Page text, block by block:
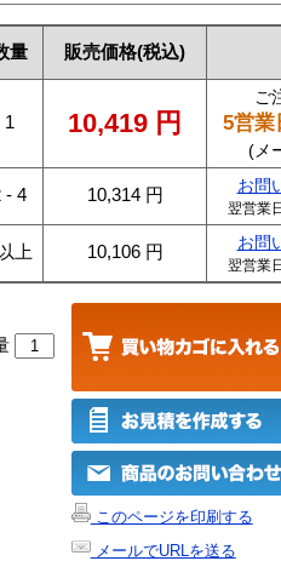
量 販売価格(税込)
1 10,419 円
ご
5営業
(メ
- 4 10,314 円 お問
翌営業
上 10,106 円 お問
翌営業
このページを印刷する
メールでURLを送る